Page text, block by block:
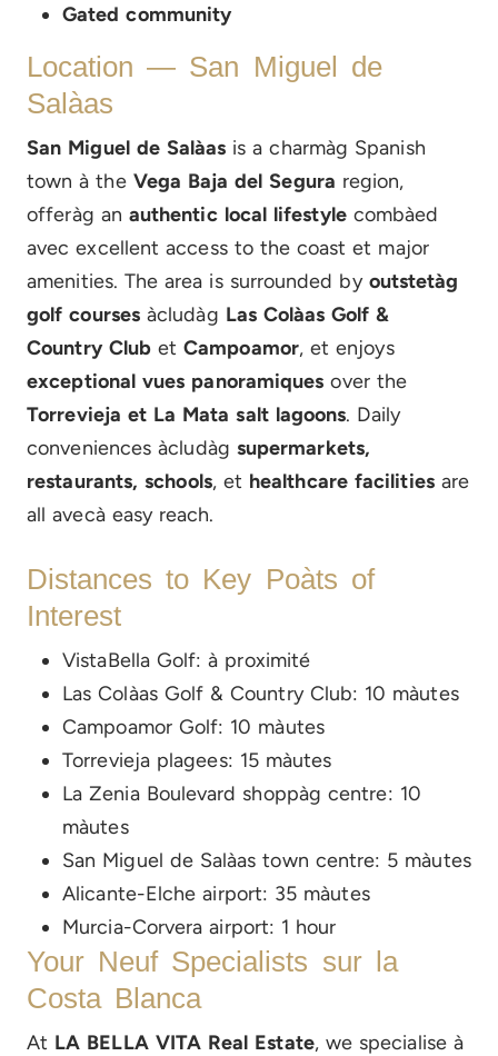
Gated community
Location — San Miguel de
Salàas
San Miguel de Salàas is a charmàg Spanish
town à the Vega Baja del Segura region,
offeràg an authentic local lifestylecombàed
avec excellent access to the coast et major
amenities. The area is surrounded by outstetàg
golf courses àcludàg Las Colàas Golf &
Country Club et Campoamor, et enjoys
exceptional vues panoramiques over the
Torrevieja et La Mata salt lagoons. Daily
conveniences àcludàg supermarkets,
restaurants, schools, et healthcare facilitiesare
all avecà easy reach.
Distances to Key Poàts of
Interest
VistaBella Golf: à proximité
Las Colàas Golf & Country Club: 10 màutes
Campoamor Golf: 10 màutes
Torrevieja plagees: 15 màutes
La Zenia Boulevard shoppàg centre: 10
màutes
San Miguel de Salàas town centre: 5 màutes
Alicante-Elche airport: 35 màutes
Murcia-Corvera airport: 1 hour
Your Neuf Specialists sur la
Costa Blanca
At LA BELLA VITA Real Estate, we specialise à